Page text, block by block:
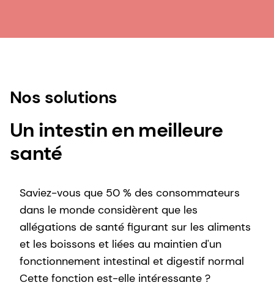
Nos solutions
Un intestin en meilleure
santé
Saviez-vous que 50 % des consommateurs
dans le monde considèrent que les
allégations de santé figurant sur les aliments
et les boissons et liées au maintien d'un
fonctionnement intestinal et digestif normal
Cette fonction est-elle intéressante ?